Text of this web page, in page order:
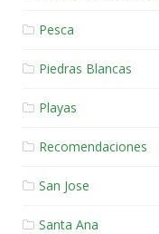
Pesca
Piedras Blancas
Playas
Recomendaciones
San Jose
Santa Ana